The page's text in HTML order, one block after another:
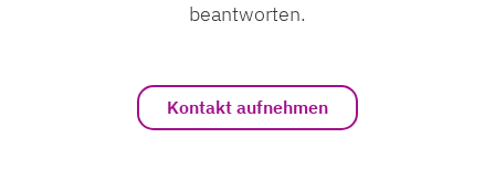
beantworten.
Kontakt aufnehmen